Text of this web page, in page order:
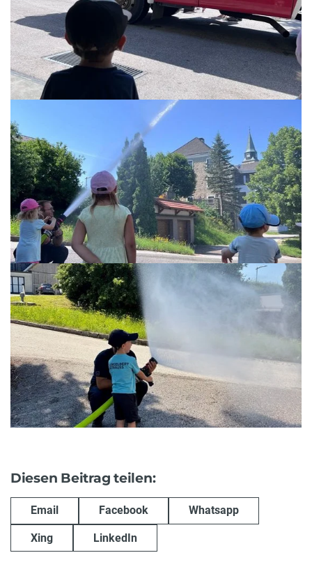
Diesen Beitrag teilen:
Email Facebook Whatsapp
Xing LinkedIn